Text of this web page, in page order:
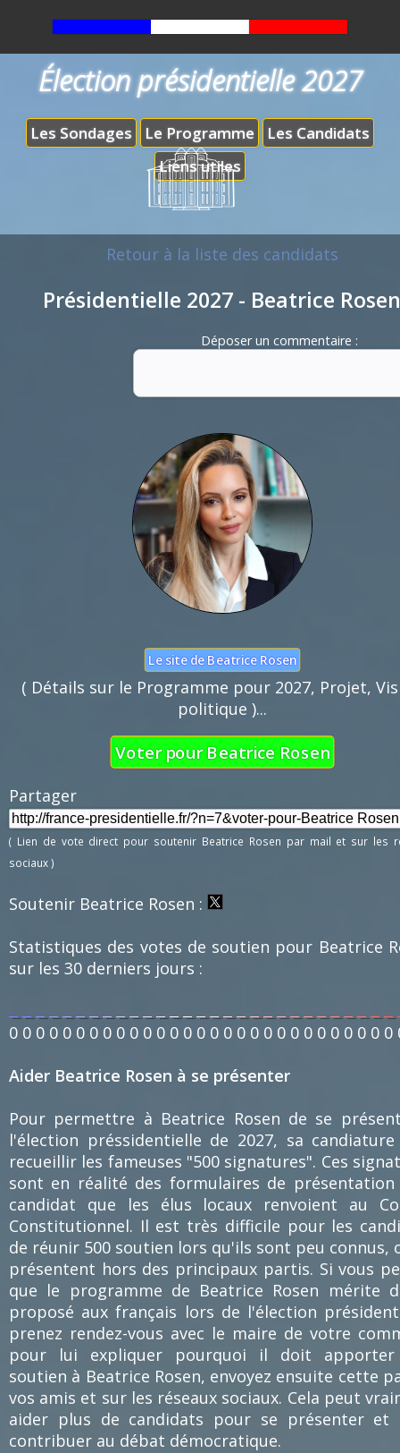
Les Sondages Le Programme
Les Candidats
Liens utiles
Élection présidentielle 2027
Retour à la liste des candidats
Présidentielle 2027 - Beatrice Rosen
Déposer un commentaire :
Mail :
Fonction de commentaires dédiée au débat
Pas d'insultes. Merci.
Le site de Beatrice Rosen
( Détails sur le Programme pour 2027, Projet,
politique )...
Voter pour Beatrice Rosen
Partager
( Lien de vote direct pour soutenir Beatrice Rosen par mail et sur les
sociaux )
Soutenir Beatrice Rosen :
Statistiques des votes de soutien pour Beatrice
sur les 30 derniers jours :
0 0 0 0 0 0 0 0 0 0 0 0 0 0 0 0 0 0 0 0 0 0 0 0 0 0 0 0 0
Aider Beatrice Rosen à se présenter
Pour permettre à Beatrice Rosen de se
l'élection préssidentielle de 2027, sa
recueillir les fameuses "500 signatures". Ces
sont en réalité des formulaires de présentation
candidat que les élus locaux renvoient au
Constitutionnel. Il est très difficile pour les
de réunir 500 soutien lors qu'ils sont peu connus,
présentent hors des principaux partis. Si vous
que le programme de Beatrice Rosen mérite
proposé aux français lors de l'élection
prenez rendez-vous avec le maire de votre
pour lui expliquer pourquoi il doit apporter
soutien à Beatrice Rosen, envoyez ensuite cette
vos amis et sur les réseaux sociaux. Cela peut
aider plus de candidats pour se présenter et
contribuer au débat démocratique.